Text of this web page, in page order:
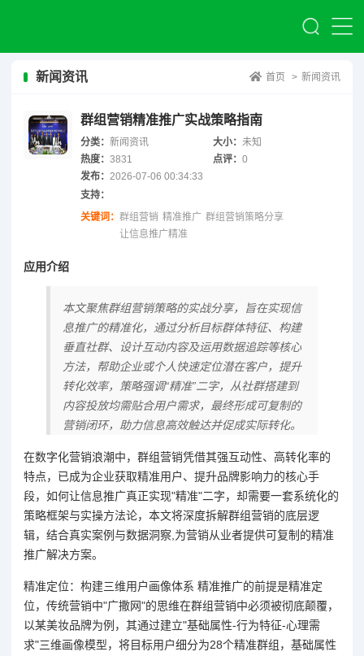
新闻资讯 首页 > 新闻资讯
群组营销精准推广实战策略指南
分类： 新闻资讯 大小：未知
热度： 3831 点评：0
发布： 2026-07-06 00:34:33
支持：
关键词： 群组营销 精准推广 群组营销策略分享
让信息推广精准
应用介绍
本文聚焦群组营销策略的实战分享，旨在实现信
息推广的精准化，通过分析目标群体特征、构建
垂直社群、设计互动内容及运用数据追踪等核心
方法，帮助企业或个人快速定位潜在客户，提升
转化效率，策略强调“精准”二字，从社群搭建到
内容投放均需贴合用户需求，最终形成可复制的
营销闭环，助力信息高效触达并促成实际转化。
在数字化营销浪潮中，群组营销凭借其强互动性、高转化率的
特点，已成为企业获取精准用户、提升品牌影响力的核心手
段，如何让信息推广真正实现"精准"二字，却需要一套系统化的
策略框架与实操方法论，本文将深度拆解群组营销的底层逻
辑，结合真实案例与数据洞察,为营销从业者提供可复制的精准
推广解决方案。
精准定位：构建三维用户画像体系 精准推广的前提是精准定
位，传统营销中"广撒网"的思维在群组营销中必须被彻底颠覆，
以某美妆品牌为例，其通过建立"基础属性-行为特征-心理需
求"三维画像模型，将目标用户细分为28个精准群组，基础属性